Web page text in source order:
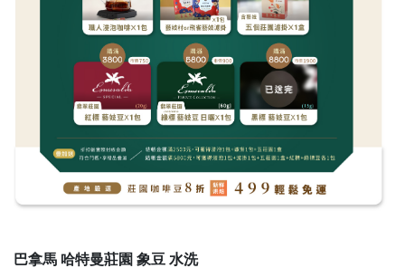
巴拿馬 哈特曼莊園 象豆 水洗